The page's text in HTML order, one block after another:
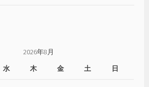
2026年8月
水 木 金 土 日